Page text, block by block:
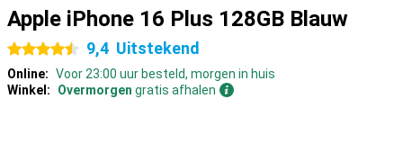
Apple iPhone 16 Plus 128GB Blauw
4.5 sterren 9,4 Uitstekend
Online: Voor 23:00 uur besteld, morgen in huis
Winkel:
Overmorgen gratis afhalen